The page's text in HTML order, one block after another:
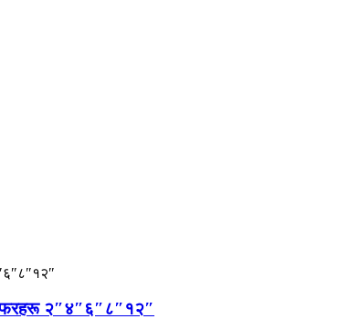
वेफरहरू २″४″६″८″१२″